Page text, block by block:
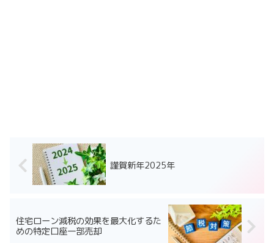
謹賀新年2025年
住宅ローン減税の効果を最大化するた
めの特定口座一部売却